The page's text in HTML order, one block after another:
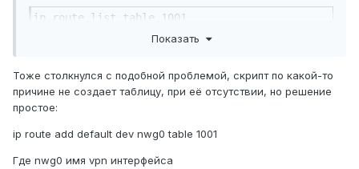
ip route list table 1001
Показать
Тоже столкнулся с подобной проблемой, скрипт по какой-то
причине не создает таблицу, при её отсутствии, но решение
простое:
ip route add default dev nwg0 table 1001
Где nwg0 имя vpn интерфейса